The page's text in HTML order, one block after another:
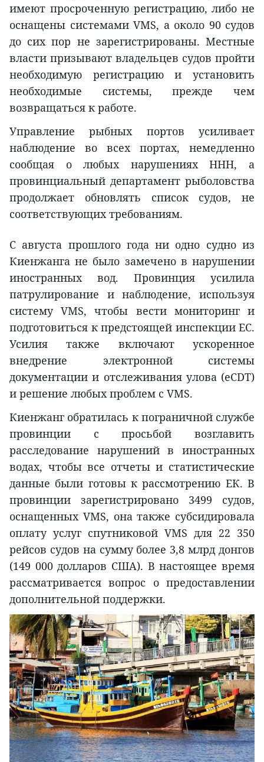
имеют просроченную регистрацию, либо не
оснащены системами VMS, а около 90 судов
до сих пор не зарегистрированы. Местные
власти призывают владельцев судов пройти
необходимую регистрацию и установить
необходимые системы, прежде чем
возвращаться к работе.
Управление рыбных портов усиливает
наблюдение во всех портах, немедленно
сообщая о любых нарушениях ННН, а
провинциальный департамент рыболовства
продолжает обновлять список судов, не
соответствующих требованиям.
С августа прошлого года ни одно судно из
Киенжанга не было замечено в нарушении
иностранных вод. Провинция усилила
патрулирование и наблюдение, используя
систему VMS, чтобы вести мониторинг и
подготовиться к предстоящей инспекции EC.
Усилия также включают ускоренное
внедрение электронной системы
документации и отслеживания улова (eCDT)
и решение любых проблем с VMS.
Киенжанг обратилась к пограничной службе
провинции с просьбой возглавить
расследование нарушений в иностранных
водах, чтобы все отчеты и статистические
данные были готовы к рассмотрению ЕК. В
провинции зарегистрировано 3499 судов,
оснащенных VMS, она также субсидировала
оплату услуг спутниковой VMS для 22 350
рейсов судов на сумму более 3,8 млрд донгов
(149 000 долларов США). В настоящее время
рассматривается вопрос о предоставлении
дополнительной поддержки.